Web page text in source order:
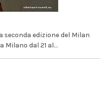
seconda edizione del Milan
Milano dal 21 al...